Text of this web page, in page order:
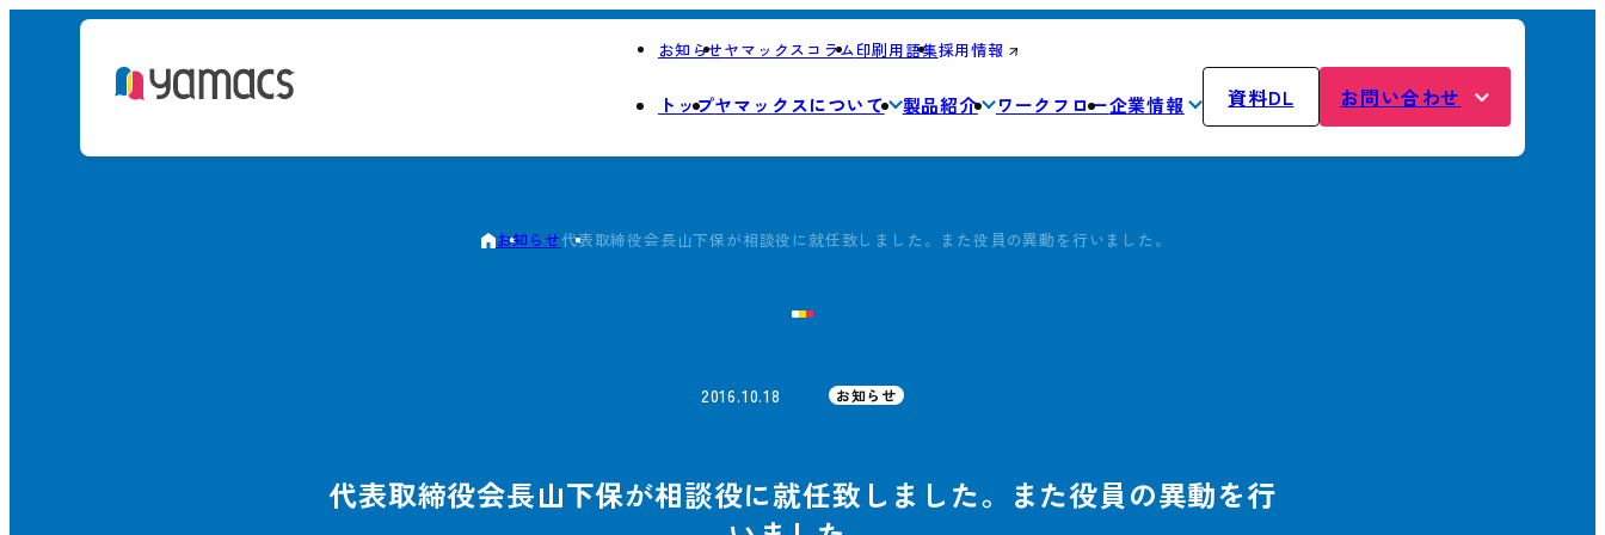
資料DL お問い合わせ
トップヤマックスについて 製品紹介 ワークフロー企業情報
お知らせヤマックスコラム印刷用語集採用情報
お知らせ代表取締役会長山下保が相談役に就任致しました。また役員の異動を行いました。
2016.10.18 お知らせ
代表取締役会長山下保が相談役に就任致しました。また役員の異動を行